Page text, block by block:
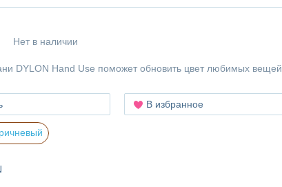
Нет в наличии
DYLON Hand Use поможет обновить цвет любимых вещей.
В избранное